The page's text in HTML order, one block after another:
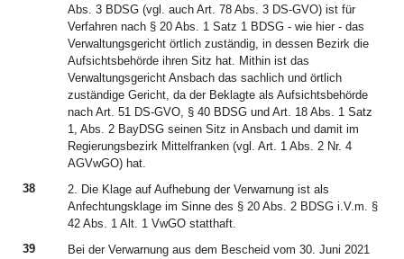
Abs. 3 BDSG (vgl. auch Art. 78 Abs. 3 DS-GVO) ist für
Verfahren nach § 20 Abs. 1 Satz 1 BDSG - wie hier - das
Verwaltungsgericht örtlich zuständig, in dessen Bezirk die
Aufsichtsbehörde ihren Sitz hat. Mithin ist das
Verwaltungsgericht Ansbach das sachlich und örtlich
zuständige Gericht, da der Beklagte als Aufsichtsbehörde
nach Art. 51 DS-GVO, § 40 BDSG und Art. 18 Abs. 1 Satz
1, Abs. 2 BayDSG seinen Sitz in Ansbach und damit im
Regierungsbezirk Mittelfranken (vgl. Art. 1 Abs. 2 Nr. 4
AGVwGO) hat.
38
2. Die Klage auf Aufhebung der Verwarnung ist als
Anfechtungsklage im Sinne des § 20 Abs. 2 BDSG i.V.m. §
42 Abs. 1 Alt. 1 VwGO statthaft.
39
Bei der Verwarnung aus dem Bescheid vom 30. Juni 2021